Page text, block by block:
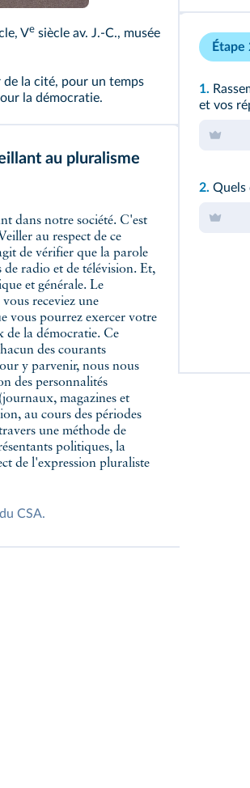
Vesiècle av. J.-C., musée
de la cité, pour un temps
la démocratie.
au pluralisme
au respect de ce
de vérifier que la parole
radio et de télévision. Et,
et générale. Le
receviez une
vous pourrez exercer votre
la démocratie. Ce
des courants
y parvenir, nous nous
des personnalités
magazines et
au cours des périodes
une méthode de
politiques, la
de l'expression pluraliste
CSA.
Étape
1.
et vos
2. Quels